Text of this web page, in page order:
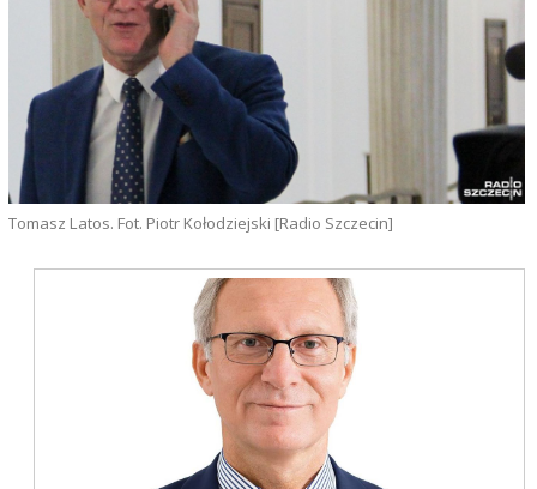
Tomasz Latos. Fot. Piotr Kołodziejski [Radio Szczecin]